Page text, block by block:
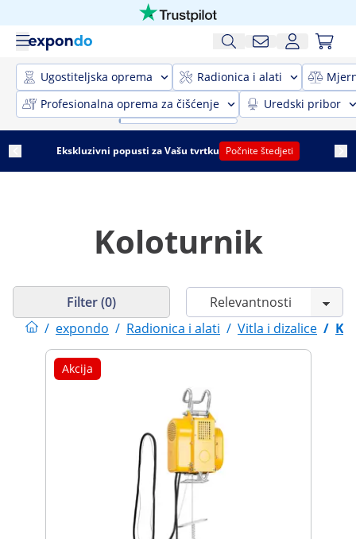
Ugostiteljska oprema Radionica i alati
Profesionalna oprema za čišćenje
Uredski pribor
Ekskluzivni popusti za Vašu tvrtku Počnite štedjeti
Koloturnik
/ expondo / Radionica i alati / Vitla i dizalice /
Filter (0)
Akcija